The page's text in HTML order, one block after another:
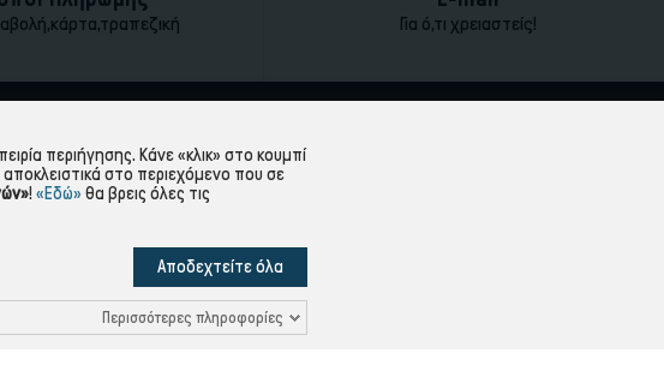
Για ό,τι χρειαστείς!
Απορρήτου
Προσωπικών Δεδομένων
Επικοινωνία
περιήγησης. Κάνε «κλικ» στο κουμπί
στο περιεχόμενο που σε
! «Εδώ» θα βρεις όλες τις
Αποδεχτείτε όλα
Περισσότερες πληροφορίες